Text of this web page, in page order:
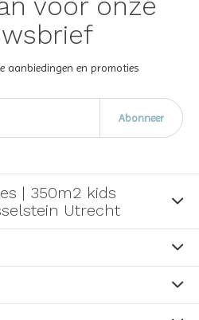
aanbiedingen en promoties
Abonneer
| 350m2 kids
Utrecht